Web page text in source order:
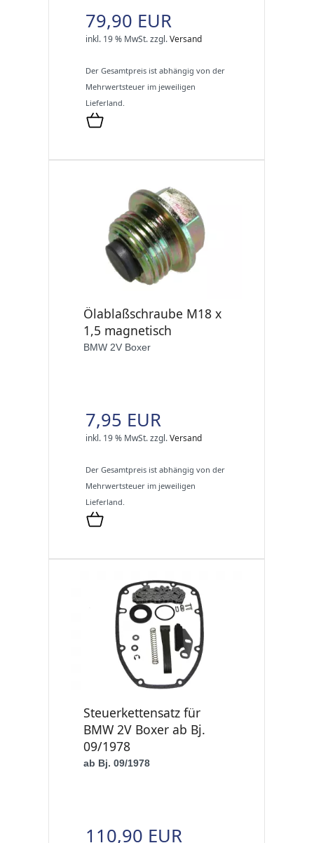
79,90 EUR
inkl. 19 % MwSt.zzgl.Versand
Der Gesamtpreis ist abhängig von der
Mehrwertsteuer im jeweiligen
Lieferland.
Ölablaßschraube M18 x
1,5 magnetisch
BMW 2V Boxer
7,95 EUR
inkl. 19 % MwSt.zzgl.Versand
Der Gesamtpreis ist abhängig von der
Mehrwertsteuer im jeweiligen
Lieferland.
Steuerkettensatz für
BMW 2V Boxer ab Bj.
09/1978
ab Bj. 09/1978
110,90 EUR